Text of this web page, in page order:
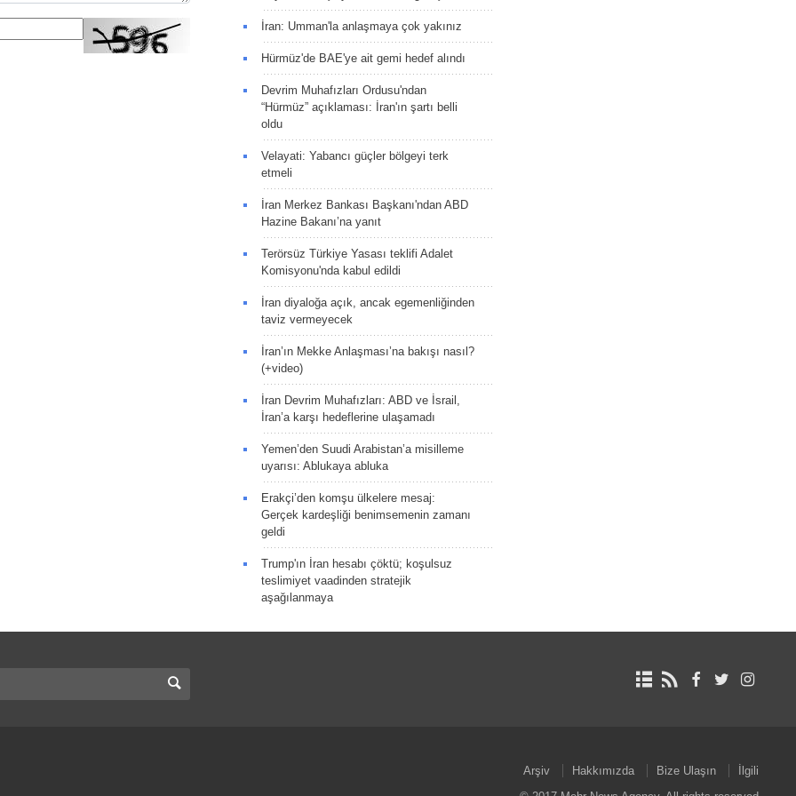
İran: Umman'la anlaşmaya çok yakınız
Hürmüz'de BAE'ye ait gemi hedef alındı
Devrim Muhafızları Ordusu'ndan
“Hürmüz” açıklaması: İran'ın şartı belli
oldu
Velayati: Yabancı güçler bölgeyi terk
etmeli
İran Merkez Bankası Başkanı'ndan ABD
Hazine Bakanı’na yanıt
Terörsüz Türkiye Yasası teklifi Adalet
Komisyonu'nda kabul edildi
İran diyaloğa açık, ancak egemenliğinden
taviz vermeyecek
İran’ın Mekke Anlaşması’na bakışı nasıl?
(+video)
İran Devrim Muhafızları: ABD ve İsrail,
İran’a karşı hedeflerine ulaşamadı
Yemen’den Suudi Arabistan’a misilleme
uyarısı: Ablukaya abluka
Erakçi’den komşu ülkelere mesaj:
Gerçek kardeşliği benimsemenin zamanı
geldi
Trump'ın İran hesabı çöktü; koşulsuz
teslimiyet vaadinden stratejik
aşağılanmaya
Arşiv Hakkımızda Bize Ulaşın
İlgili